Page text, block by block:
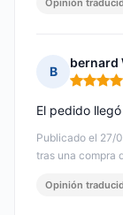
Opinión
B
bernard
Nota: 5
Publicado el 27/
tras una compra
El pedido
Opinión